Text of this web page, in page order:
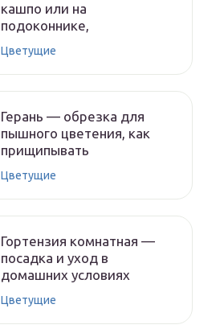
кашпо или на
подоконнике,
Цветущие
Герань — обрезка для
пышного цветения, как
прищипывать
Цветущие
Гортензия комнатная —
посадка и уход в
домашних условиях
Цветущие